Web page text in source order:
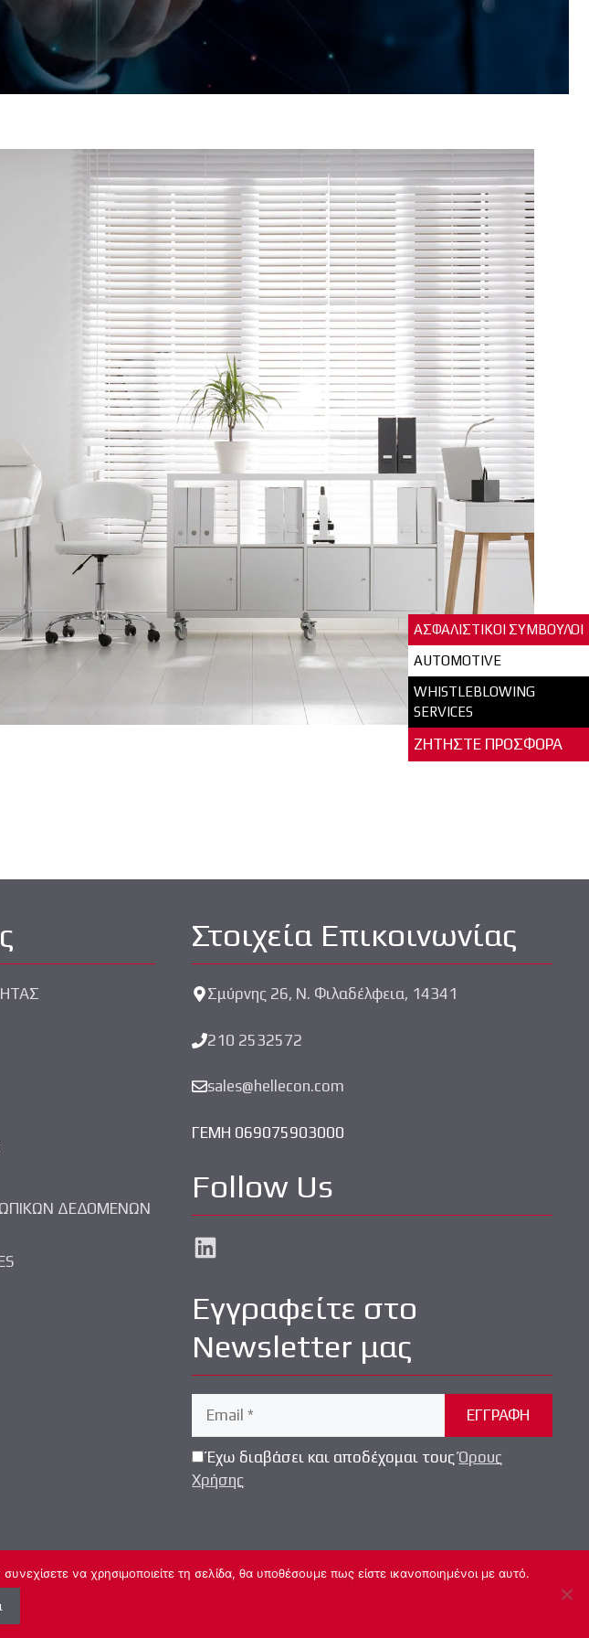
ΑΣΦΑΛΙΣΤΙΚΟΙ ΣΥΜΒΟΥΛΟΙ
AUTOMOTIVE
WHISTLEBLOWING
SERVICES
ΖΗΤΗΣΤΕ ΠΡΟΣΦΟΡΑ
ΔΕΔΟΜΕΝΩΝ
Στοιχεία Επικοινωνίας
Σμύρνης 26, Ν. Φιλαδέλφεια, 14341
210 2532572
sales@hellecon.com
ΓΕΜΗ 069075903000
Follow Us
LinkedIn
Εγγραφείτε στο
Newsletter μας
Έχω διαβάσει και αποδέχομαι τουςΌρους
Χρήσης
| Web Design & Development by
να χρησιμοποιείτε τη σελίδα, θα υποθέσουμε πως είστε ικανοποιημένοι με αυτό.